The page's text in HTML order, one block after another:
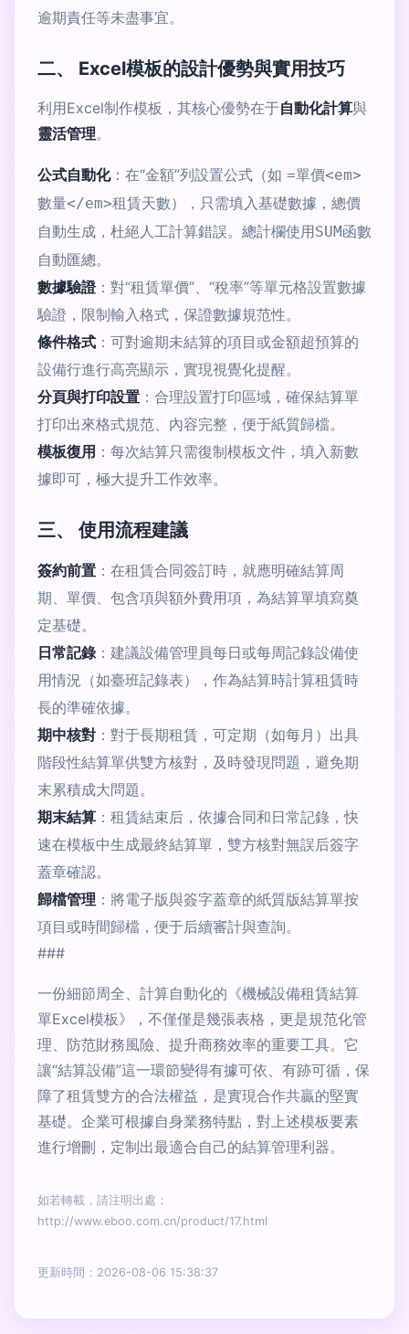
逾期責任等未盡事宜。
二、 Excel模板的設計優勢與實用技巧
利用Excel制作模板，其核心優勢在于自動化計算與
靈活管理。
公式自動化：在“金額”列設置公式（如 =單價<em>
數量</em>租賃天數），只需填入基礎數據，總價
自動生成，杜絕人工計算錯誤。總計欄使用SUM函數
自動匯總。
數據驗證：對“租賃單價”、“稅率”等單元格設置數據
驗證，限制輸入格式，保證數據規范性。
條件格式 ：可對逾期未結算的項目或金額超預算的
設備行進行高亮顯示，實現視覺化提醒。
分頁與打印設置 ：合理設置打印區域，確保結算單
打印出來格式規范、內容完整，便于紙質歸檔。
模板復用 ：每次結算只需復制模板文件，填入新數
據即可，極大提升工作效率。
三、 使用流程建議
簽約前置 ：在租賃合同簽訂時，就應明確結算周
期、單價、包含項與額外費用項，為結算單填寫奠
定基礎。
日常記錄：建議設備管理員每日或每周記錄設備使
用情況（如臺班記錄表），作為結算時計算租賃時
長的準確依據。
期中核對 ：對于長期租賃，可定期（如每月）出具
階段性結算單供雙方核對，及時發現問題，避免期
末累積成大問題。
期末結算 ：租賃結束后，依據合同和日常記錄，快
速在模板中生成最終結算單，雙方核對無誤后簽字
蓋章確認。
歸檔管理 ：將電子版與簽字蓋章的紙質版結算單按
項目或時間歸檔，便于后續審計與查詢。
###
一份細節周全、計算自動化的《機械設備租賃結算
單Excel模板》，不僅僅是幾張表格，更是規范化管
理、防范財務風險、提升商務效率的重要工具。它
讓“結算設備”這一環節變得有據可依、有跡可循，保
障了租賃雙方的合法權益，是實現合作共贏的堅實
基礎。企業可根據自身業務特點，對上述模板要素
進行增刪，定制出最適合自己的結算管理利器。
如若轉載，請注明出處：
http://www.eboo.com.cn/product/17.html
更新時間：2026-08-06 15:38:37